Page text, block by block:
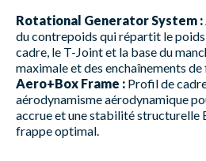
Rotational Generator System :
du contrepoids qui répartit le
cadre, le T-Joint et la base du
maximale et des enchaînements de
Aero+Box Frame : Profil de
aérodynamisme aérodynamique
accrue et une stabilité structurelle
frappe optimal.